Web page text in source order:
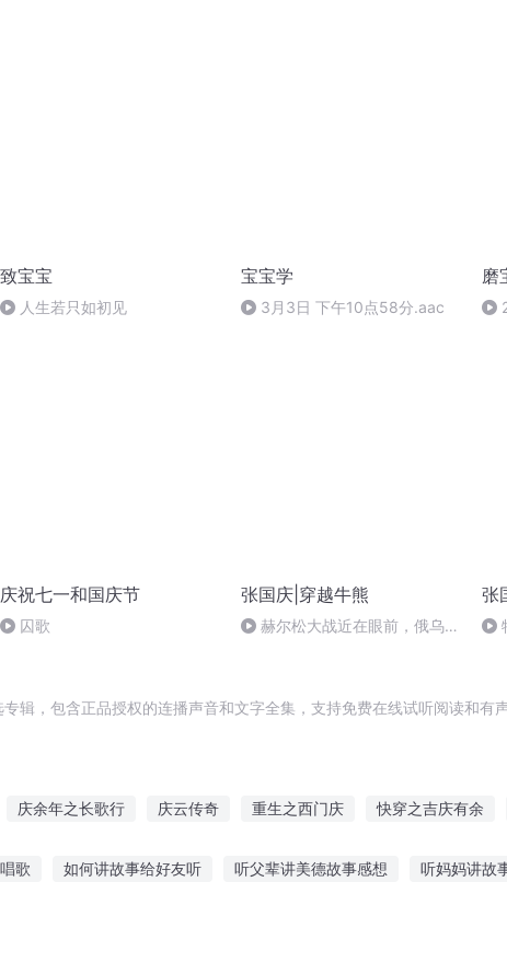
致宝宝
人生若只如初见
宝宝学
3月3日 下午10点58分.aac
磨
庆祝七一和国庆节
囚歌
张国庆|穿越牛熊
赫尔松大战近在眼前，俄乌冲
张
辑，包含正品授权的连播声音和文字全集，支持免费在线试听阅读和有
庆余年之长歌行 庆云传奇 重生之西门庆 快穿之吉庆有余
歌 如何讲故事给好友听 听父辈讲美德故事感想 听妈妈讲故